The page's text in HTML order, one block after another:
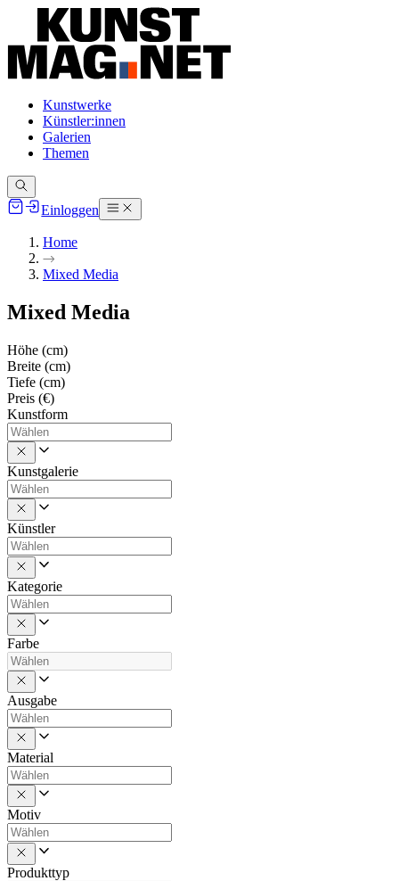
Kunstwerke
Künstler:innen
Galerien
Themen
Einloggen
Home
Mixed Media
Mixed Media
Höhe (cm)
Breite (cm)
Tiefe (cm)
Preis (€)
Kunstform
Kunstgalerie
Künstler
Kategorie
Farbe
Ausgabe
Material
Motiv
Produkttyp